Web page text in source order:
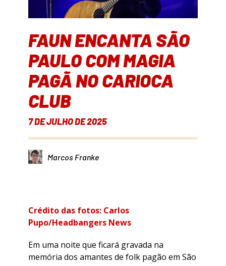
FAUN ENCANTA SÃO
PAULO COM MAGIA
PAGÃ NO CARIOCA
CLUB
7 DE JULHO DE 2025
Marcos Franke
Crédito das fotos: Carlos
Pupo/Headbangers News
Em uma noite que ficará gravada na
memória dos amantes de folk pagão em São